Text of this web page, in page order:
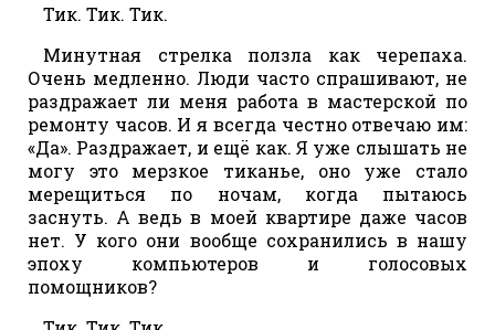
Тик. Тик. Тик.
Минутная стрелка ползла как черепаха.
Очень медленно. Люди часто спрашивают, не
раздражает ли меня работа в мастерской по
ремонту часов. И я всегда честно отвечаю им:
«Да». Раздражает, и ещё как. Я уже слышать не
могу это мерзкое тиканье, оно уже стало
мерещиться по ночам, когда пытаюсь
заснуть. А ведь в моей квартире даже часов
нет. У кого они вообще сохранились в нашу
эпоху компьютеров и голосовых
помощников?